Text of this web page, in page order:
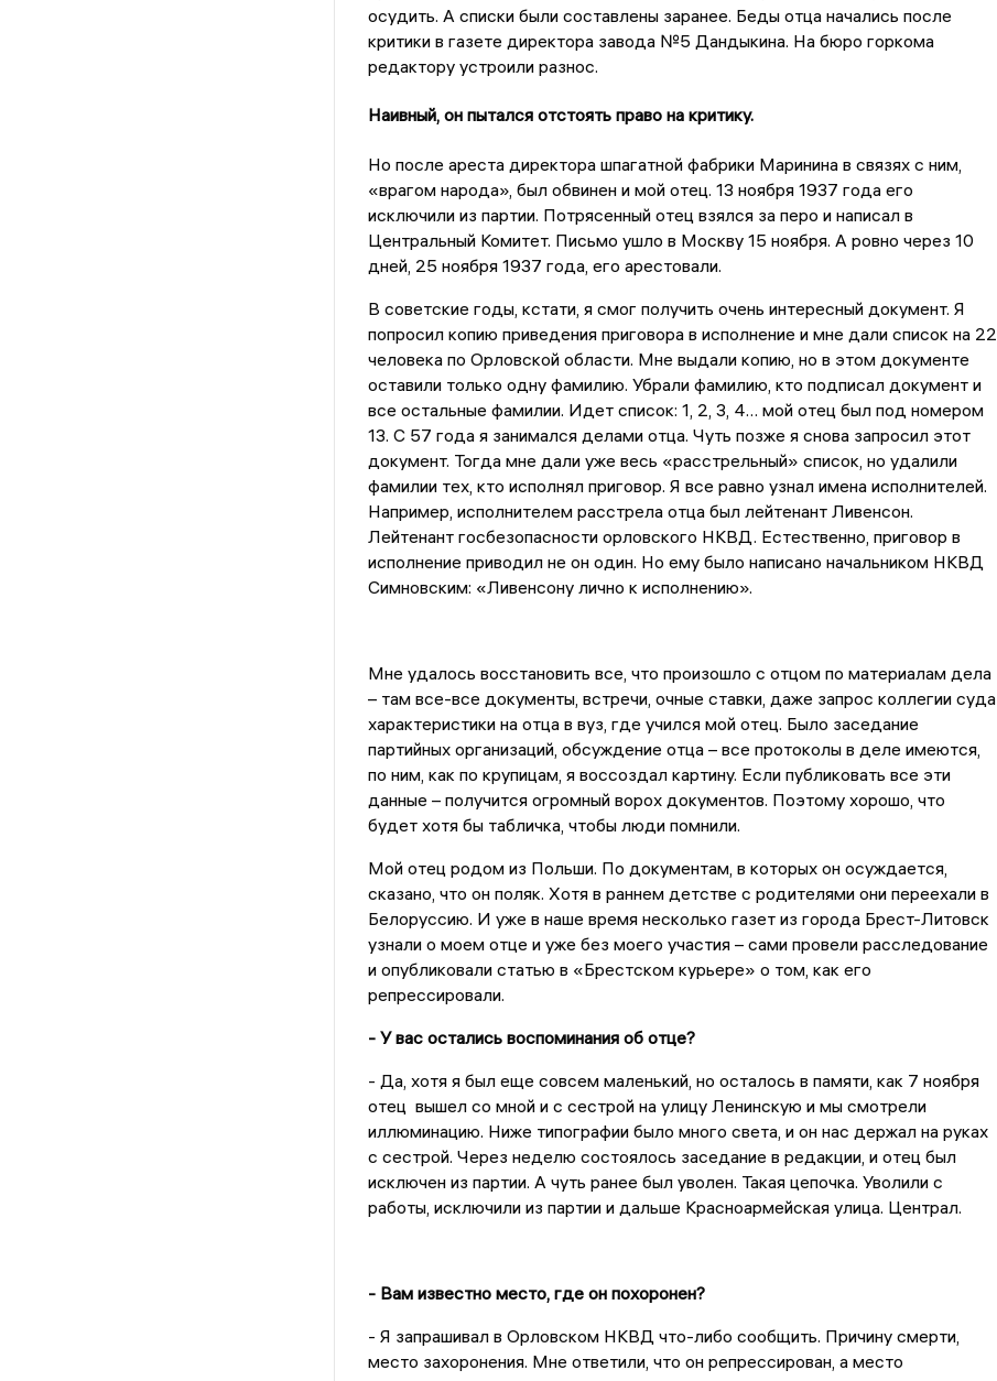
осудить. А списки были составлены заранее. Беды отца начались после
критики в газете директора завода №5 Дандыкина. На бюро горкома
редактору устроили разнос.
Наивный, он пытался отстоять право на критику.
Но после ареста директора шпагатной фабрики Маринина в связях с ним,
«врагом народа», был обвинен и мой отец. 13 ноября 1937 года его
исключили из партии. Потрясенный отец взялся за перо и написал в
Центральный Комитет. Письмо ушло в Москву 15 ноября. А ровно через 10
дней, 25 ноября 1937 года, его арестовали.
В советские годы, кстати, я смог получить очень интересный документ. Я
попросил копию приведения приговора в исполнение и мне дали список на 22
человека по Орловской области. Мне выдали копию, но в этом документе
оставили только одну фамилию. Убрали фамилию, кто подписал документ и
все остальные фамилии. Идет список: 1, 2, 3, 4… мой отец был под номером
13. С 57 года я занимался делами отца. Чуть позже я снова запросил этот
документ. Тогда мне дали уже весь «расстрельный» список, но удалили
фамилии тех, кто исполнял приговор. Я все равно узнал имена исполнителей.
Например, исполнителем расстрела отца был лейтенант Ливенсон.
Лейтенант госбезопасности орловского НКВД. Естественно, приговор в
исполнение приводил не он один. Но ему было написано начальником НКВД
Симновским: «Ливенсону лично к исполнению».
Мне удалось восстановить все, что произошло с отцом по материалам дела
– там все-все документы, встречи, очные ставки, даже запрос коллегии суда
характеристики на отца в вуз, где учился мой отец. Было заседание
партийных организаций, обсуждение отца – все протоколы в деле имеются,
по ним, как по крупицам, я воссоздал картину. Если публиковать все эти
данные – получится огромный ворох документов. Поэтому хорошо, что
будет хотя бы табличка, чтобы люди помнили.
Мой отец родом из Польши. По документам, в которых он осуждается,
сказано, что он поляк. Хотя в раннем детстве с родителями они переехали в
Белоруссию. И уже в наше время несколько газет из города Брест-Литовск
узнали о моем отце и уже без моего участия – сами провели расследование
и опубликовали статью в «Брестском курьере» о том, как его
репрессировали.
- У вас остались воспоминания об отце?
- Да, хотя я был еще совсем маленький, но осталось в памяти, как 7 ноября
отец вышел со мной и с сестрой на улицу Ленинскую и мы смотрели
иллюминацию. Ниже типографии было много света, и он нас держал на руках
с сестрой. Через неделю состоялось заседание в редакции, и отец был
исключен из партии. А чуть ранее был уволен. Такая цепочка. Уволили с
работы, исключили из партии и дальше Красноармейская улица. Централ.
- Вам известно место, где он похоронен?
- Я запрашивал в Орловском НКВД что-либо сообщить. Причину смерти,
место захоронения. Мне ответили, что он репрессирован, а место